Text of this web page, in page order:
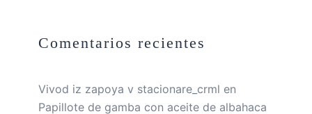
Comentarios recientes
Vivod iz zapoya v stacionare_crml en
Papillote de gamba con aceite de albahaca